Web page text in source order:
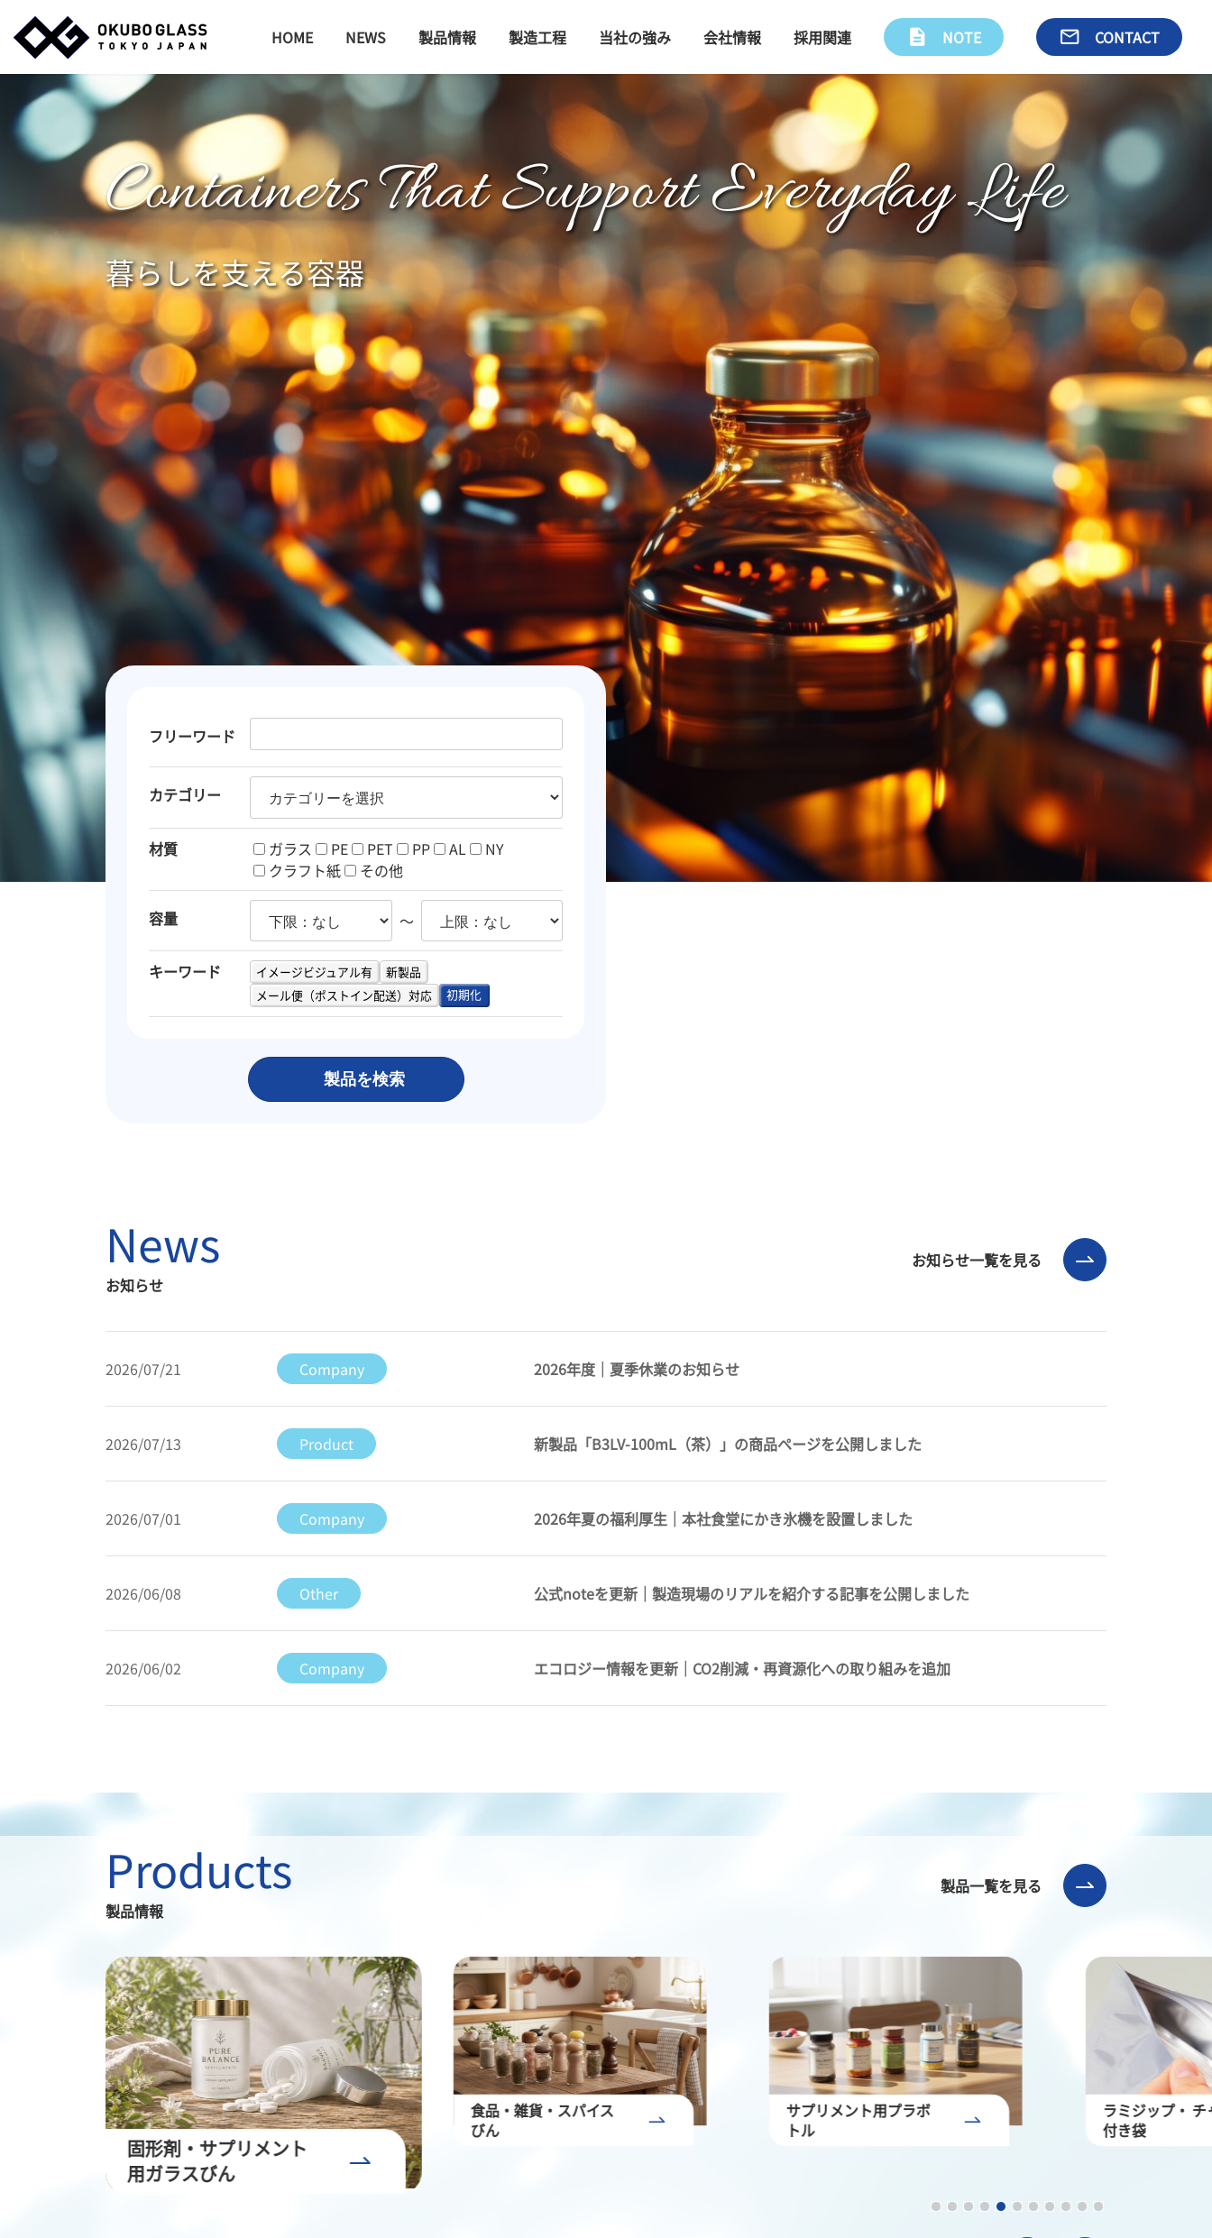
ン
ー
HOME NEWS 製品情報 製造工程 当社の強み 会社情報 採用関連 description NOTE email CONTACT
Containers ThatSupport Everyday Life
暮らしを支える容器
フリーワード
カテゴリー
材質 ガラス PE PET PP AL
NY
クラフト紙
その他
容量 〜
キーワード イメージビジュアル有
新製品
メール便（ポストイン配送）対応
初期化
お知らせ
News お知らせ一覧を見る
2026年度｜夏季休業のお知らせ
Company
2026/07/21
新製品「B3LV-100mL（茶）」の商品ページを公開しました
Product
2026/07/13
2026年夏の福利厚生｜本社食堂にかき氷機を設置しました
Company
2026/07/01
公式noteを更新｜製造現場のリアルを紹介する記事を公開しました
Other
2026/06/08
エコロジー情報を更新｜CO2削減・再資源化への取り組みを追加
Company
2026/06/02
製品情報
Products 製品一覧を見る
食品・雑貨・スパイス
びん
サプリメント用プラボ
トル
ラミジップ・ チャック
付き袋
化粧品・雑貨用
トル